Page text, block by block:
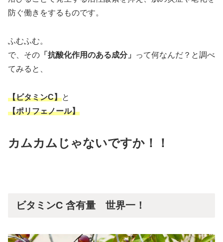
防ぐ働きをするものです。
ふむふむ。
で、その 「抗酸化作用のある成分」
って何なんだ？と調べ
てみると、
【ビタミンC】と
【ポリフェノール】
カムカムじゃないですか！！
ビタミンC 含有量 世界一！